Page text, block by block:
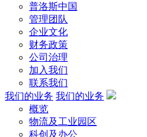
普洛斯中国
管理团队
企业文化
财务政策
公司治理
加入我们
联系我们
我们的业务 我们的业务
概览
物流及工业园区
科创及办公